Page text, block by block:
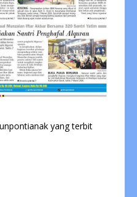
yang terbit